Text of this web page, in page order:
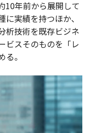
10年前から展開して
実績を持つほか、
析技術を既存ビジネ
ビスそのものを「レ
。